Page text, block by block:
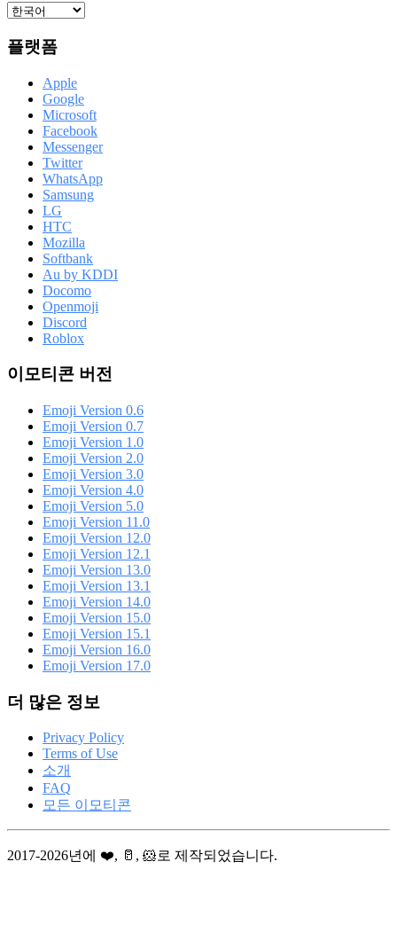
플랫폼
Apple
Google
Microsoft
Facebook
Messenger
Twitter
WhatsApp
Samsung
LG
HTC
Mozilla
Softbank
Au by KDDI
Docomo
Openmoji
Discord
Roblox
이모티콘 버전
Emoji Version 0.6
Emoji Version 0.7
Emoji Version 1.0
Emoji Version 2.0
Emoji Version 3.0
Emoji Version 4.0
Emoji Version 5.0
Emoji Version 11.0
Emoji Version 12.0
Emoji Version 12.1
Emoji Version 13.0
Emoji Version 13.1
Emoji Version 14.0
Emoji Version 15.0
Emoji Version 15.1
Emoji Version 16.0
Emoji Version 17.0
더 많은 정보
Privacy Policy
Terms of Use
소개
FAQ
모든 이모티콘
2017-2026년에 ❤️, 🥛, 🐹로 제작되었습니다.